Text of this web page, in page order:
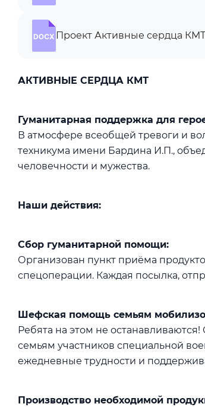
Проект Активные сердца
АКТИВНЫЕ СЕРДЦА КМТ
Гуманитарная поддержка для
В атмосфере всеобщей тревоги и
техникума имени Бардина И.П.,
человечности и мужества.
Наши действия:
Сбор гуманитарной помощи:
Организован пункт приёма
спецоперации. Каждая посылка,
Шефская помощь семьям
Ребята на этом не
семьям участников специальной
ежедневные трудности и
Производство необходимой